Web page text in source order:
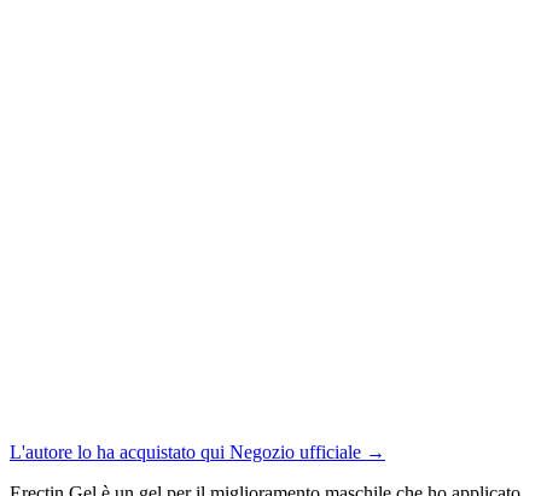
L'autore lo ha acquistato qui Negozio ufficiale →